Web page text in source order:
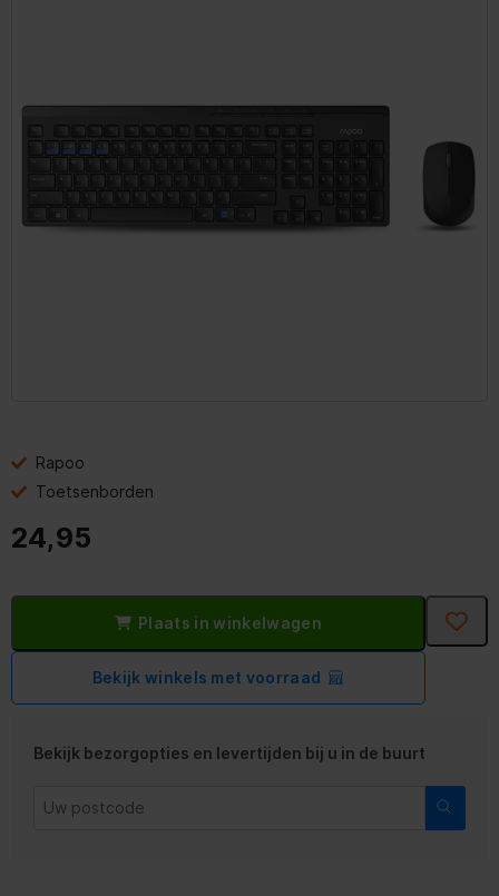
Rapoo
Toetsenborden
24,95
Plaats in winkelwagen
Bekijk winkels met voorraad
Bekijk bezorgopties en levertijden bij u in de buurt